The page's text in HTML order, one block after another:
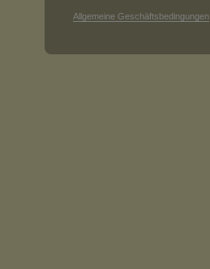
Allgemeine Geschäftsbedingungen